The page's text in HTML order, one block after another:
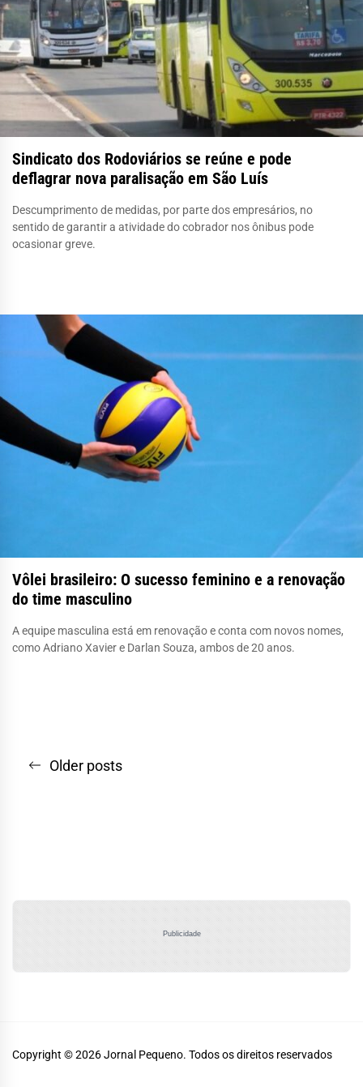
Sindicato dos Rodoviários se reúne e pode
deflagrar nova paralisação em São Luís
Descumprimento de medidas, por parte dos empresários, no
sentido de garantir a atividade do cobrador nos ônibus pode
ocasionar greve.
Vôlei brasileiro: O sucesso feminino e a renovação
do time masculino
A equipe masculina está em renovação e conta com novos nomes,
como Adriano Xavier e Darlan Souza, ambos de 20 anos.
Navegação
Older posts
Publicidade
Copyright © 2026Jornal Pequeno. Todos os direitos reservados